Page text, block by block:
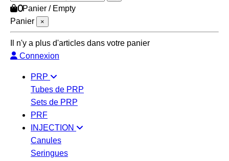
0Panier / Empty
Panier
×
Il n'y a plus d'articles dans votre panier
Connexion
PRP
Tubes de PRP
Sets de PRP
PRF
INJECTION
Canules
Seringues